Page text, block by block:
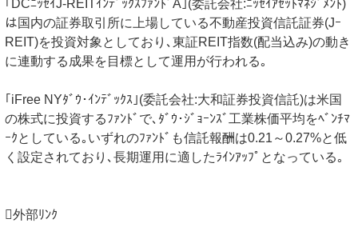
｢DCﾆｯｾｲJ-REITｲﾝﾃﾞｯｸｽﾌｧﾝﾄﾞA｣(委託会社:ﾆｯｾｲｱｾｯﾄﾏﾈｼﾞﾒﾝﾄ)
は国内の証券取引所に上場している不動産投資信託証券(Jｰ
REIT)を投資対象としており､東証REIT指数(配当込み)の動き
に連動する成果を目標として運用が行われる｡
｢iFree NYﾀﾞｳ･ｲﾝﾃﾞｯｸｽ｣(委託会社:大和証券投資信託)は米国
の株式に投資するﾌｧﾝﾄﾞで､ﾀﾞｳ･ｼﾞｮｰﾝｽﾞ工業株価平均をﾍﾞﾝﾁﾏ
ｰｸとしている｡いずれのﾌｧﾝﾄﾞも信託報酬は0.21～0.27%と低
く設定されており､長期運用に適したﾗｲﾝｱｯﾌﾟとなっている｡
外部ﾘﾝｸ